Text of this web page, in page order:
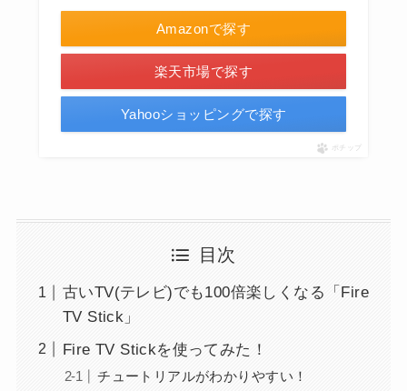
Amazonで探す
楽天市場で探す
Yahooショッピングで探す
ポチップ
目次
古いTV(テレビ)でも100倍楽しくなる「Fire
TV Stick」
Fire TV Stickを使ってみた！
チュートリアルがわかりやすい！